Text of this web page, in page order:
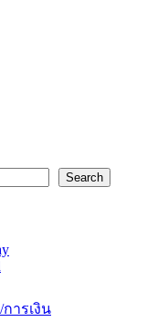
Search
ารเงิน